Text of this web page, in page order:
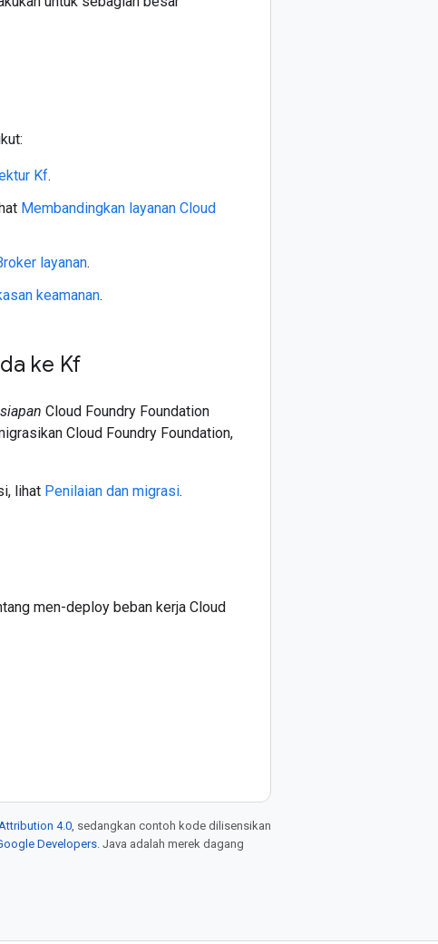
Kf.
Membandingkan layanan Cloud
layanan.
keamanan.
ke Kf
Cloud Foundry Foundation
Cloud Foundry Foundation,
lihat Penilaian dan migrasi.
men-deploy beban kerja Cloud
4.0, sedangkan contoh kode dilisensikan
Developers. Java adalah merek dagang